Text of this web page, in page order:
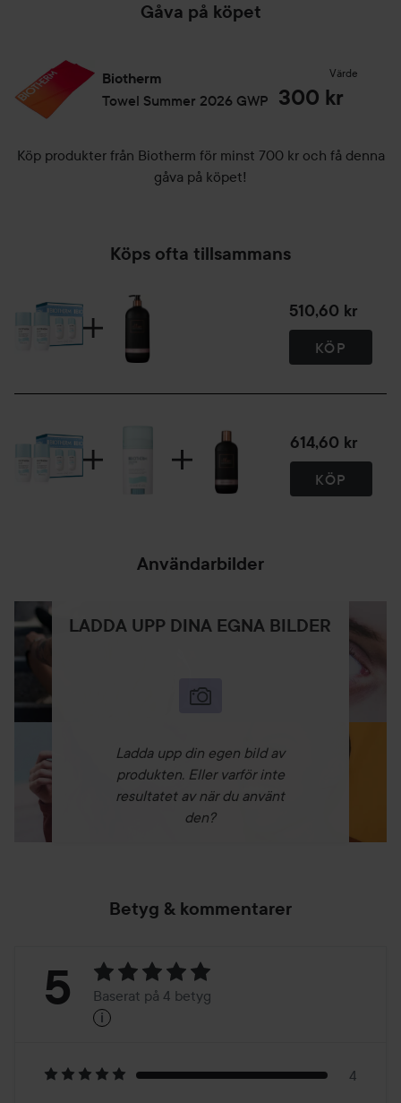
Gåva på köpet
Biotherm
Towel Summer 2026 GWP
Värde
300 kr
Köp produkter från Biotherm för minst 700 kr och få denna
gåva på köpet!
Köps ofta tillsammans
510,60 kr
KÖP
614,60 kr
KÖP
Användarbilder
LADDA UPP DINA EGNA BILDER
Ladda upp din egen bild av
produkten. Eller varför inte
resultatet av när du använt
den?
Betyg & kommentarer
Betyg:
Baserat
5 Baserat på 4 betyg
i
4